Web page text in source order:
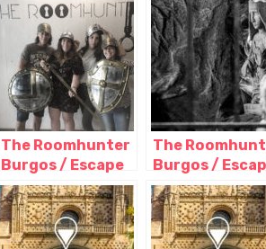
The Roomhunter
Burgos / Escape
room – Sala de
escape, Burgos –
Castilla y León
The
Burgos /
room – Sala de
escape,
Castilla y León